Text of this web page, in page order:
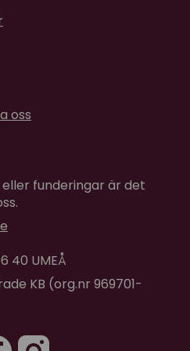
oss
funderingar är det
40 UMEÅ
KB (org.nr 969701-